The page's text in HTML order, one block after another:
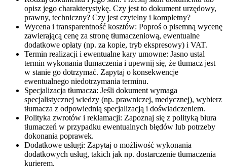
opisz jego charakterystykę. Czy jest to dokument urzędowy,
prawny, techniczny? Czy jest czytelny i kompletny?
Wycena i transparentność kosztów: Poproś o pisemną wycenę
zawierającą cenę za stronę tłumaczeniową, ewentualne
dodatkowe opłaty (np. za kopie, tryb ekspresowy) i VAT.
Termin realizacji i ewentualne kary umowne: Jasno ustal
termin wykonania tłumaczenia i upewnij się, że tłumacz jest
w stanie go dotrzymać. Zapytaj o konsekwencje
ewentualnego niedotrzymania terminu.
Specjalizacja tłumacza: Jeśli dokument wymaga
specjalistycznej wiedzy (np. prawniczej, medycznej), wybierz
tłumacza z odpowiednią specjalizacją i doświadczeniem.
Polityka zwrotów i reklamacji: Zapoznaj się z polityką biura
tłumaczeń w przypadku ewentualnych błędów lub potrzeby
dokonania poprawek.
Dodatkowe usługi: Zapytaj o możliwość wykonania
dodatkowych usług, takich jak np. dostarczenie tłumaczenia
kurierem.